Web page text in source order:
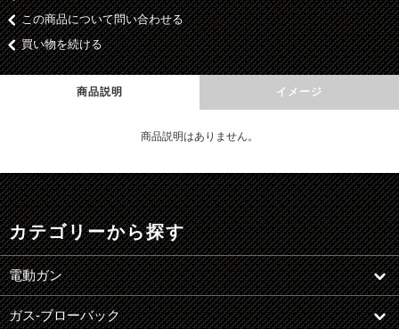
この商品について問い合わせる
買い物を続ける
商品説明 イメージ
商品説明はありません。
カテゴリーから探す
電動ガン
ガス-ブローバック